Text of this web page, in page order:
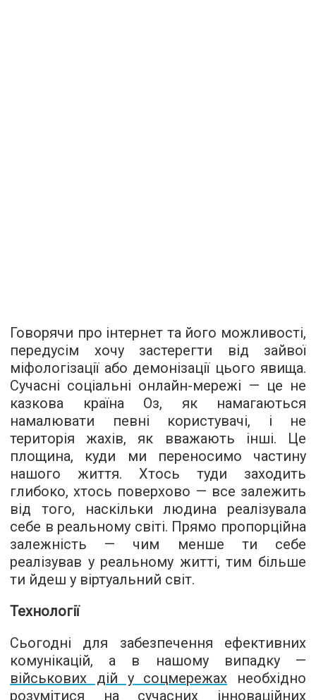
Говорячи про інтернет та його можливості,
передусім хочу застерегти від зайвої
міфологізації або демонізації цього явища.
Сучасні соціальні онлайн-мережі — це не
казкова країна Оз, як намагаються
намалювати певні користувачі, і не
територія жахів, як вважають інші. Це
площина, куди ми переносимо частину
нашого життя. Хтось туди заходить
глибоко, хтось поверхово — все залежить
від того, наскільки людина реалізувала
себе в реальному світі. Прямо пропорційна
залежність — чим менше ти себе
реалізував у реальному житті, тим більше
ти йдеш у віртуальний світ.
Технології
Сьогодні для забезпечення ефективних
комунікацій, а в нашому випадку —
військових дій у соцмережах необхідно
розумітися на сучасних інноваційних